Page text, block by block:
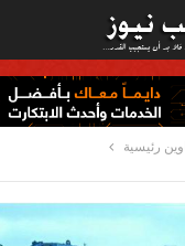
رئيسية